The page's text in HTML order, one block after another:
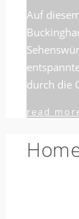
Auf
durch die
read